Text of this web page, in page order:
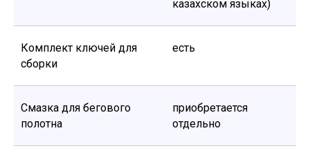
казахском языках)
Комплект ключей для
сборки
есть
Смазка для бегового
полотна
приобретается
отдельно
© 2011-2026 GENAU ТОО «Sortex Techno». Все права защищены.